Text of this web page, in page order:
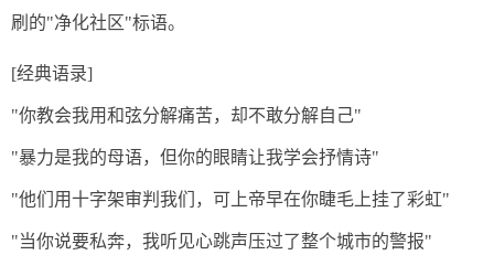
刷的"净化社区"标语。
[经典语录]
"你教会我用和弦分解痛苦，却不敢分解自己"
"暴力是我的母语，但你的眼睛让我学会抒情诗"
"他们用十字架审判我们，可上帝早在你睫毛上挂了彩虹"
"当你说要私奔，我听见心跳声压过了整个城市的警报"